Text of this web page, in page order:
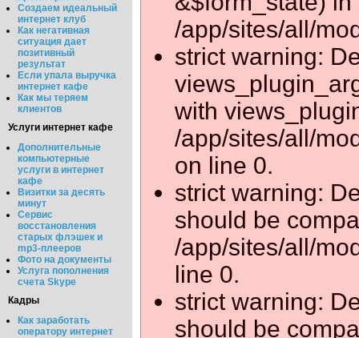
Создаем идеальный
интернет клуб
Как негативная
ситуация дает
позитивный
результат
Если упала выручка
интернет кафе
Как мы теряем
клиентов
Услуги интернет кафе
Дополнительные
компьютерные
услуги в интернет
кафе
Визитки за десять
минут
Сервис
восстановления
старых флэшек и
mp3-плееров
Фото на документы
Услуга пополнения
счета Skype
Кадры
Как заработать
оператору интернет
/app/sites/all/
strict warning:
with
/app/sites/all/
on line 0.
strict warning:
should be
/app/sites/all/
line 0.
strict warning:
should be